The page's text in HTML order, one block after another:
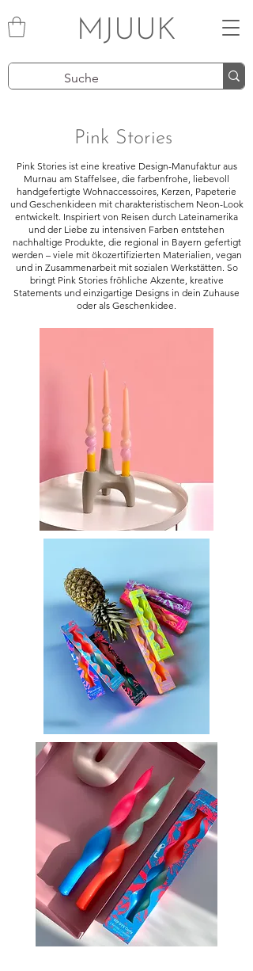
MJUUK
Pink Stories
Pink Stories ist eine kreative Design-Manufaktur aus
Murnau am Staffelsee, die farbenfrohe, liebevoll
handgefertigte Wohnaccessoires, Kerzen, Papeterie
und Geschenkideen mit charakteristischem Neon-Look
entwickelt. Inspiriert von Reisen durch Lateinamerika
und der Liebe zu intensiven Farben entstehen
nachhaltige Produkte, die regional in Bayern gefertigt
werden – viele mit ökozertifizierten Materialien, vegan
und in Zusammenarbeit mit sozialen Werkstätten. So
bringt Pink Stories fröhliche Akzente, kreative
Statements und einzigartige Designs in dein Zuhause
oder als Geschenkidee.